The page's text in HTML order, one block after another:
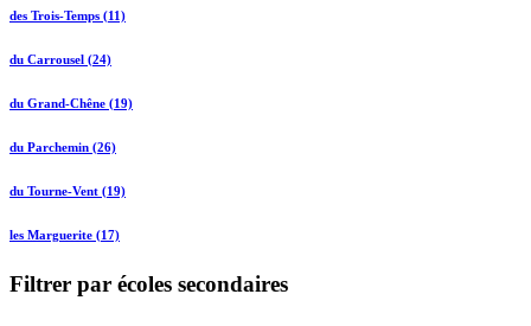
des Trois-Temps (11)
du Carrousel (24)
du Grand-Chêne (19)
du Parchemin (26)
du Tourne-Vent (19)
les Marguerite (17)
Filtrer par écoles secondaires